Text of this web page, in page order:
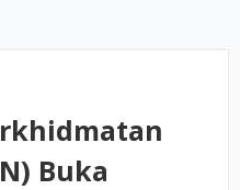
Buka